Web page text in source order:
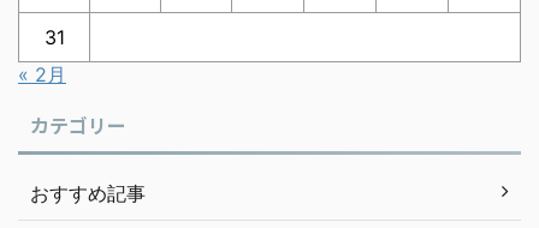
31
« 2月
カテゴリー
おすすめ記事